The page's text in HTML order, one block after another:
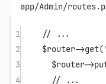
app/Admin/
1
// ...
2
$router->get(
3
$router->
4
// ...